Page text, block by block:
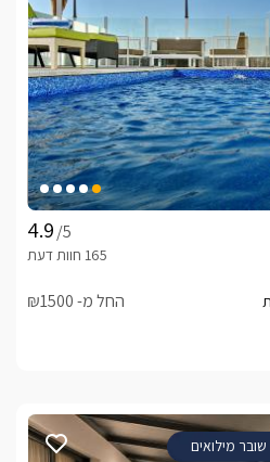
/5
החל מ- ₪1500
שובר מילואים